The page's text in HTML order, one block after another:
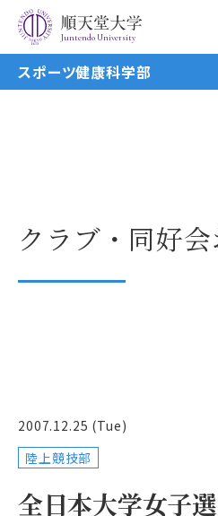
Juntendo University
スポーツ健康科学部
クラブ・同好
2007.12.25 (Tue)
陸上競技部
全日本大学女子